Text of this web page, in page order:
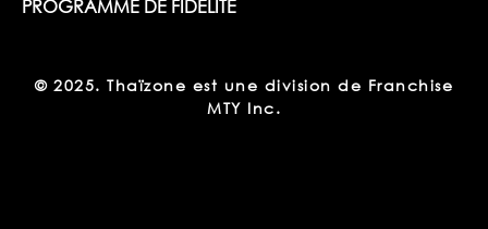
PROGRAMME DE FIDÉLITÉ
© 2025. Thaïzone est une division de Franchise
MTY Inc.